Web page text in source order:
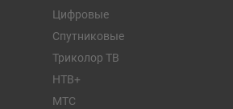
Цифровые
Спутниковые
Триколор ТВ
НТВ+
МТС